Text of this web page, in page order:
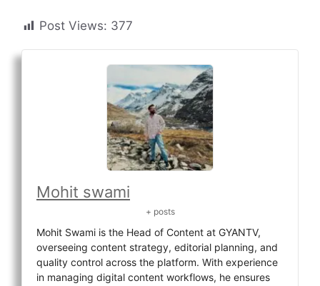
Post Views: 377
Mohit swami
+ posts
Mohit Swami is the Head of Content at GYANTV,
overseeing content strategy, editorial planning, and
quality control across the platform. With experience
in managing digital content workflows, he ensures